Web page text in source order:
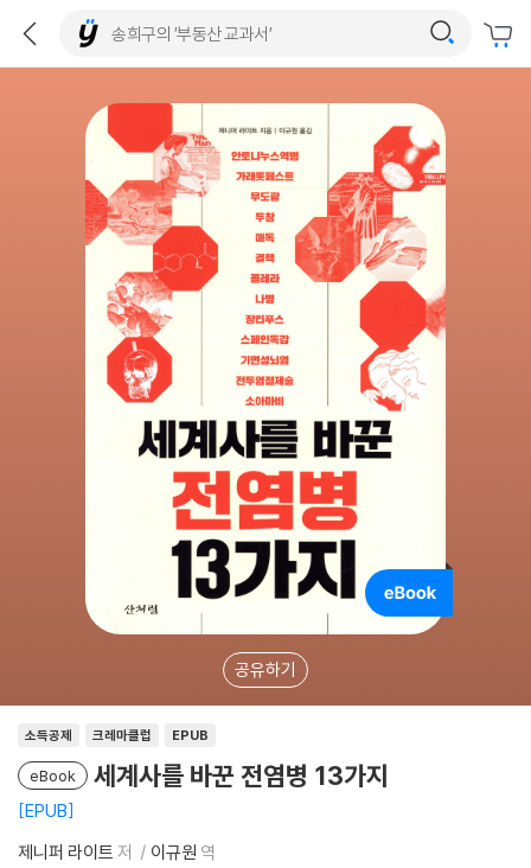
공유하기
소득공제 크레마클럽 EPUB
eBook 세계사를 바꾼 전염병 13가지
EPUB
제니퍼 라이트 저 이규원 역